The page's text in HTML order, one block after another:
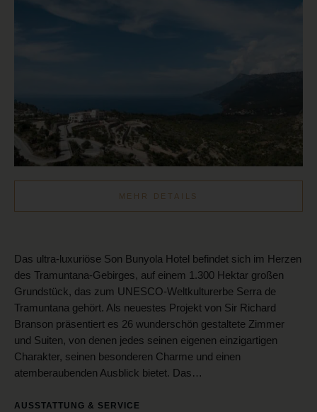
MEHR DETAILS
Das ultra-luxuriöse Son Bunyola Hotel befindet sich im Herzen
des Tramuntana-Gebirges, auf einem 1.300 Hektar großen
Grundstück, das zum UNESCO-Weltkulturerbe Serra de
Tramuntana gehört. Als neuestes Projekt von Sir Richard
Branson präsentiert es 26 wunderschön gestaltete Zimmer
und Suiten, von denen jedes seinen eigenen einzigartigen
Charakter, seinen besonderen Charme und einen
atemberaubenden Ausblick bietet. Das…
AUSSTATTUNG & SERVICE